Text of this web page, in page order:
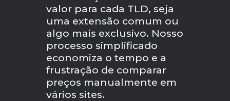
valor para cada TLD, seja
uma extensão comum ou
algo mais exclusivo. Nosso
processo simplificado
economiza o tempo e a
frustração de comparar
preços manualmente em
vários sites.